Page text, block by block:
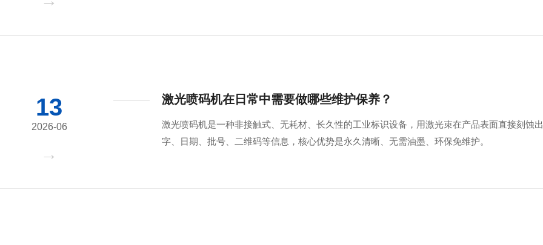
13
2026-06
激光喷码机在日常中需要做哪些维护保养？
激光喷码机是一种非接触式、无耗材、长久性的工业标识设备，用激光束在产品表面直接刻蚀
字、日期、批号、二维码等信息，核心优势是永久清晰、无需油墨、环保免维护。